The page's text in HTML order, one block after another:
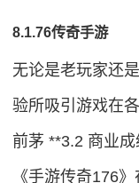
8.1.76传奇手游
无论是老玩家还
验所吸引游戏在
前茅 **3.2 商业成
《手游传奇176